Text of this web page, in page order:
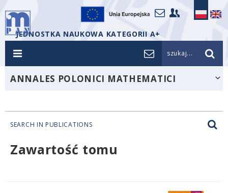
JEDNOSTKA NAUKOWA KATEGORII A+
szukaj...
ANNALES POLONICI MATHEMATICI
SEARCH IN PUBLICATIONS
Zawartość tomu